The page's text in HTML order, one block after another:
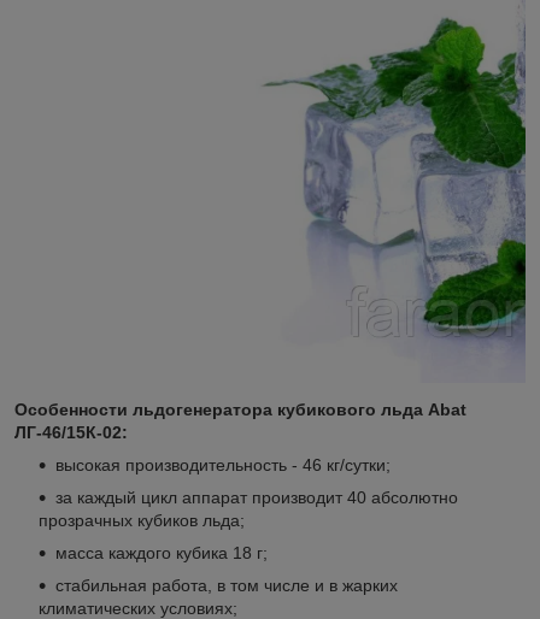
Особенности льдогенератора кубикового льда Abat
ЛГ-46/15К-02:
высокая производительность - 46 кг/сутки;
за каждый цикл аппарат производит 40 абсолютно
прозрачных кубиков льда;
масса каждого кубика 18 г;
стабильная работа, в том числе и в жарких
климатических условиях;